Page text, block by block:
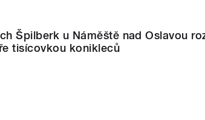
Špilberk u Náměště nad Oslavou
tisícovkou konikleců